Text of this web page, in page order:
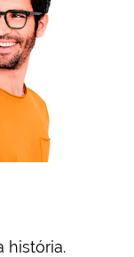
história.